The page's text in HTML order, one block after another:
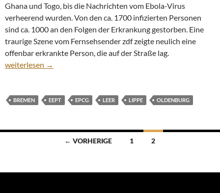
Ghana und Togo, bis die Nachrichten vom Ebola-Virus
verheerend wurden. Von den ca. 1700 infizierten Personen
sind ca. 1000 an den Folgen der Erkrankung gestorben. Eine
traurige Szene vom Fernsehsender zdf zeigte neulich eine
offenbar erkrankte Person, die auf der Straße lag.
Der Solidarität wegen!
weiterlesen →
BREMEN EEPT EPCG LEER LIPPE OLDENBURG
Beitragsnavigation
← VORHERIGE 1 2